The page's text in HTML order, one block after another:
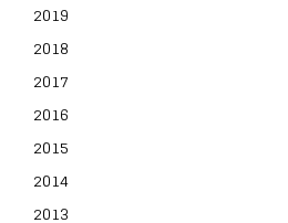
2019
2018
2017
2016
2015
2014
2013